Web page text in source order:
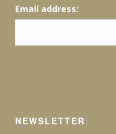
Email address:
NEWSLETTER